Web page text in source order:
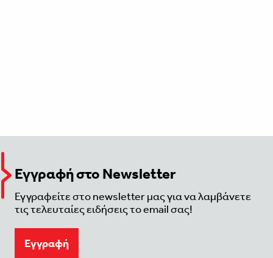
Εγγραφή στο Newsletter
Εγγραφείτε στο newsletter μας για να λαμβάνετε
τις τελευταίες ειδήσεις το email σας!
Eγγραφή